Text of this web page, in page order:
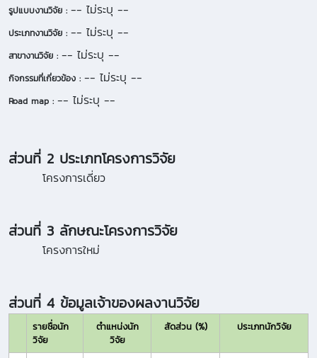
รูปแบบงานวิจัย : -- ไม่ระบุ --
ประเภทงานวิจัย : -- ไม่ระบุ --
สาขางานวิจัย : -- ไม่ระบุ --
กิจกรรมที่เกี่ยวข้อง : -- ไม่ระบุ --
Road map : -- ไม่ระบุ --
ส่วนที่ 2 ประเภทโครงการวิจัย
โครงการเดี่ยว
ส่วนที่ 3 ลักษณะโครงการวิจัย
โครงการใหม่
ส่วนที่ 4 ข้อมูลเจ้าของผลงานวิจัย
รายชื่อนัก
วิจัย
ตำแหน่งนัก
วิจัย
สัดส่วน (%) ประเภทนักวิจัย